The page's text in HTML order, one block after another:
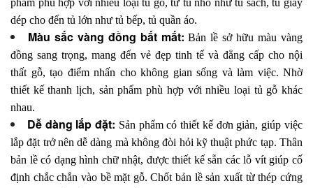
phẩm phù hợp với nhiều loại tủ gỗ, từ tủ nhỏ như tủ sách, tủ giày
dép cho đến tủ lớn như tủ bếp, tủ quần áo.
Màu sắc vàng đồng bắt mắt: Bản lề sở hữu màu vàng
đồng sang trọng, mang đến vẻ đẹp tinh tế và đẳng cấp cho nội
thất gỗ, tạo điểm nhấn cho không gian sống và làm việc. Nhờ
thiết kế thanh lịch, sản phẩm phù hợp với nhiều loại tủ gỗ khác
nhau.
Dễ dàng lắp đặt: Sản phẩm có thiết kế đơn giản, giúp việc
lắp đặt trở nên dễ dàng mà không đòi hỏi kỹ thuật phức tạp. Thân
bản lề có dạng hình chữ nhật, được thiết kế sẵn các lỗ vít giúp cố
định chắc chắn vào bề mặt gỗ. Chốt bản lề sản xuất từ thép cứng